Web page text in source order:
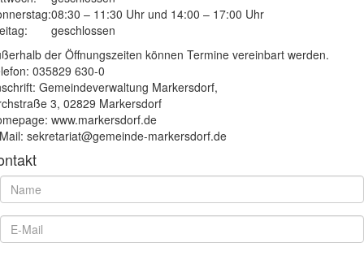
08:30 – 11:30 Uhr und 14:00 – 17:00 Uhr
geschlossen
der Öffnungszeiten können Termine vereinbart werden.
035829 630-0
Gemeindeverwaltung Markersdorf,
3, 02829 Markersdorf
www.markersdorf.de
sekretariat@gemeinde-markersdorf.de